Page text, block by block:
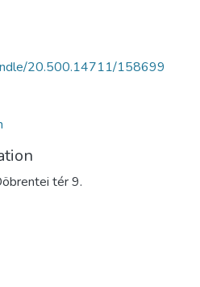
20.500.14711/158699
tér 9.